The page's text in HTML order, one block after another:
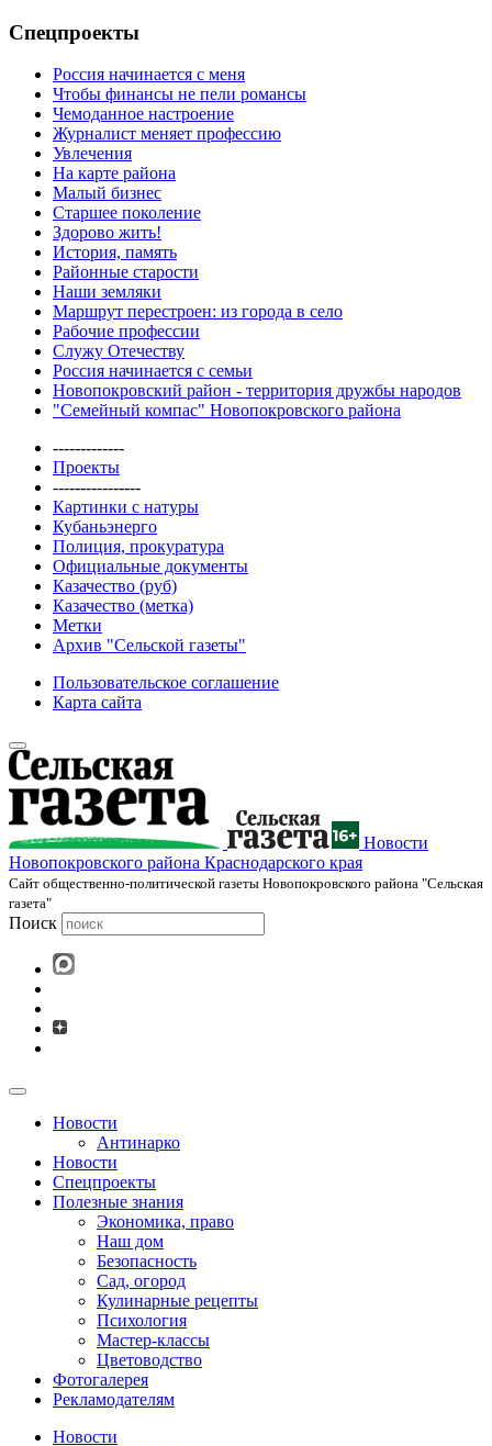
Спецпроекты
Россия начинается с меня
Чтобы финансы не пели романсы
Чемоданное настроение
Журналист меняет профессию
Увлечения
На карте района
Малый бизнес
Старшее поколение
Здорово жить!
История, память
Районные старости
Наши земляки
Маршрут перестроен: из города в село
Рабочие профессии
Служу Отечеству
Россия начинается с семьи
Новопокровский район - территория дружбы народов
"Семейный компас" Новопокровского района
-------------
Проекты
----------------
Картинки с натуры
Кубаньэнерго
Полиция, прокуратура
Официальные документы
Казачество (руб)
Казачество (метка)
Метки
Архив "Сельской газеты"
Пользовательское соглашение
Карта сайта
Новости
Новопокровского района Краснодарского края
Cайт общественно-политической газеты Новопокровского района "Сельская
газета"
Поиск
Новости
Антинарко
Новости
Спецпроекты
Полезные знания
Экономика, право
Наш дом
Безопасность
Сад, огород
Кулинарные рецепты
Психология
Мастер-классы
Цветоводство
Фотогалерея
Рекламодателям
Новости